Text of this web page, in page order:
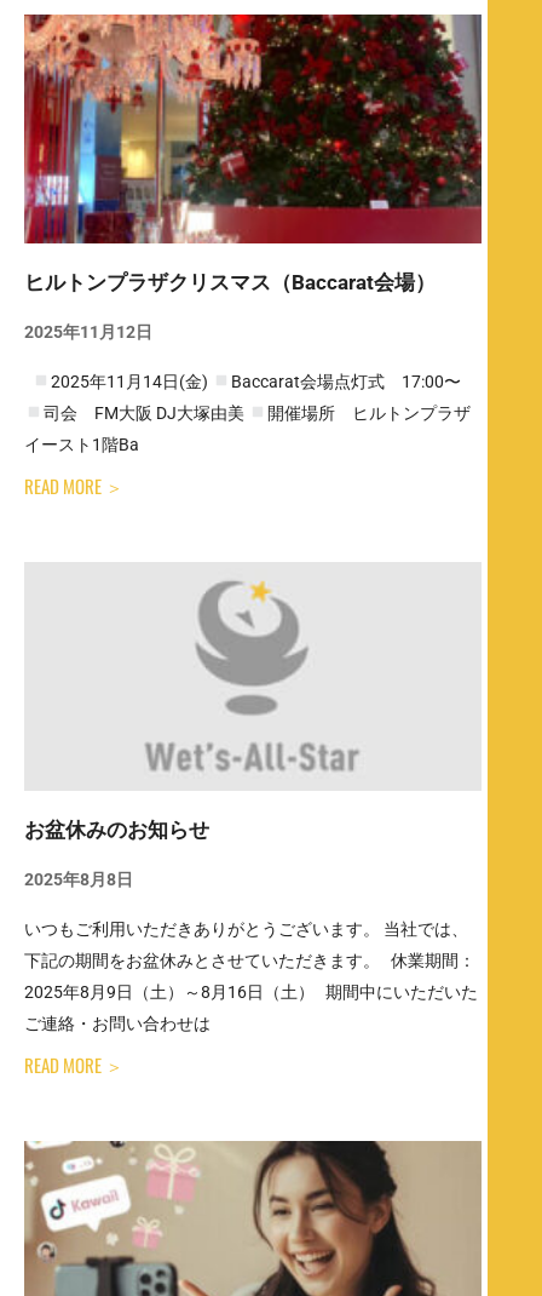
ヒルトンプラザクリスマス（Baccarat会場）
2025年11月12日
2025年11月14日(金)
Baccarat会場点灯式 17:00〜
司会 FM大阪 DJ大塚由美
開催場所 ヒルトンプラザ
イースト1階Ba
READ MORE ＞
お盆休みのお知らせ
2025年8月8日
いつもご利用いただきありがとうございます。 当社では、
下記の期間をお盆休みとさせていただきます。 休業期間：
2025年8月9日（土）～8月16日（土） 期間中にいただいた
ご連絡・お問い合わせは
READ MORE ＞